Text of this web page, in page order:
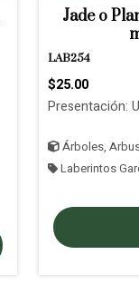
Jade o
LAB254
$25.00
Presentación:
Árboles,
Laberintos